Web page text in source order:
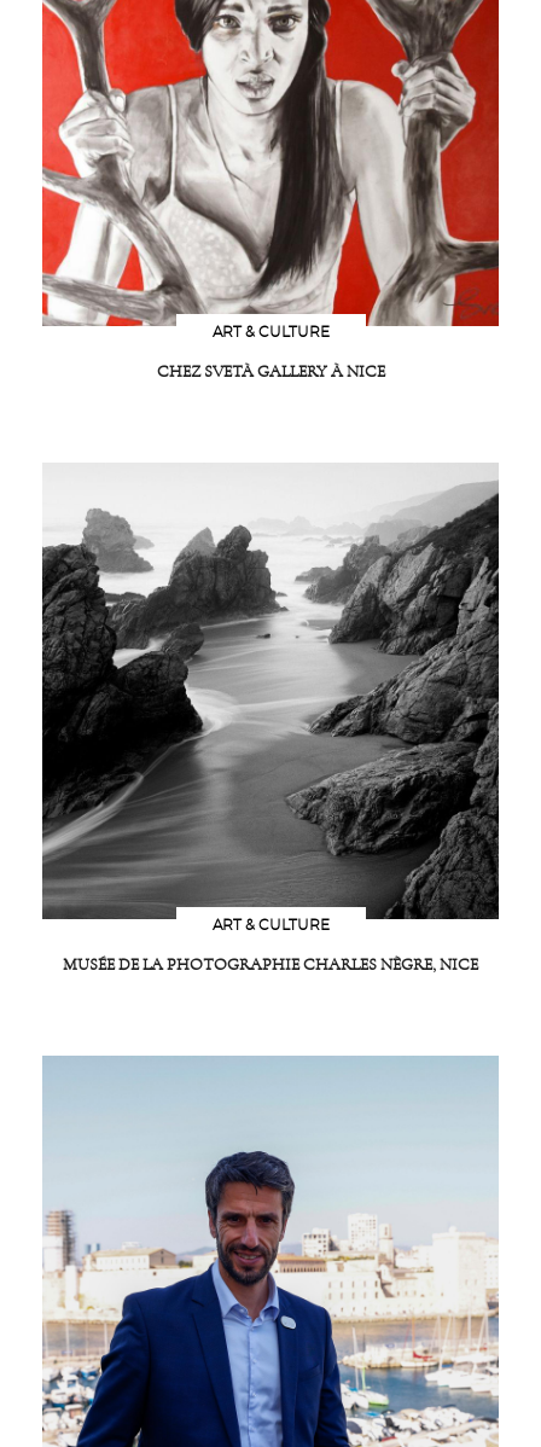
ART & CULTURE
CHEZ SVETÀ GALLERY À NICE
ART & CULTURE
MUSÉE DE LA PHOTOGRAPHIE CHARLES NÈGRE, NICE